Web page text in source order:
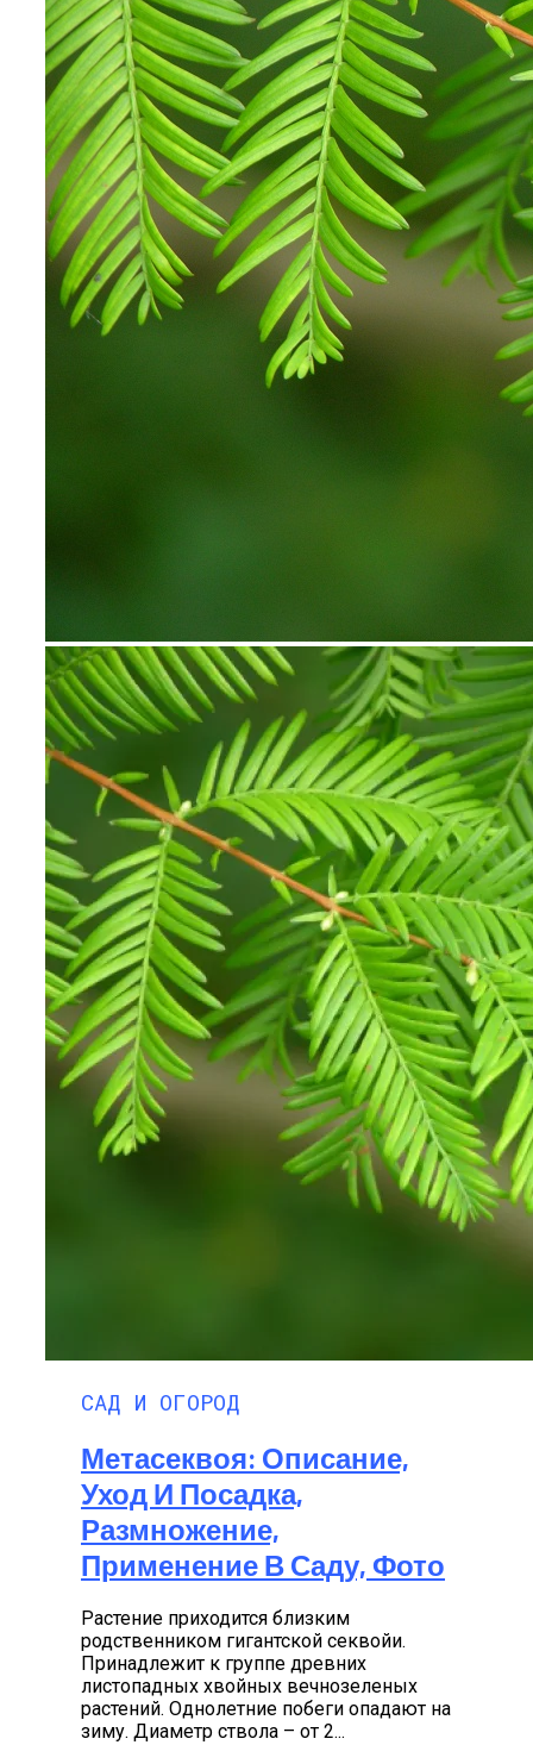
САД И ОГОРОД
Метасеквоя: Описание,
Уход И Посадка,
Размножение,
Применение В Саду, Фото
Растение приходится близким
родственником гигантской секвойи.
Принадлежит к группе древних
листопадных хвойных вечнозеленых
растений. Однолетние побеги опадают на
зиму. Диаметр ствола – от 2...